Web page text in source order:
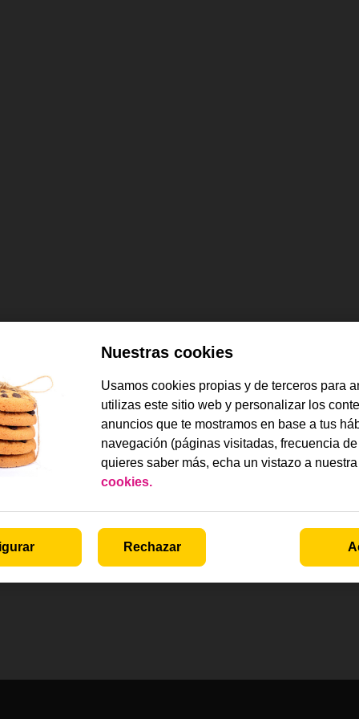
Nuestras cookies
Usamos cookies propias y de terceros para
utilizas este sitio web y personalizar los
anuncios que te mostramos en base a tus
navegación (páginas visitadas, frecuencia
quieres saber más, echa un vistazo a
cookies.
Rechazar